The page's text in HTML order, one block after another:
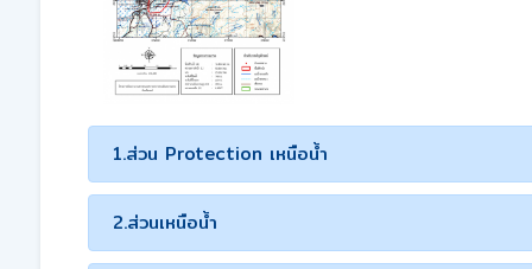
1.ส่วน Protection เหนือน้ำ
2.ส่วนเหนือน้ำ